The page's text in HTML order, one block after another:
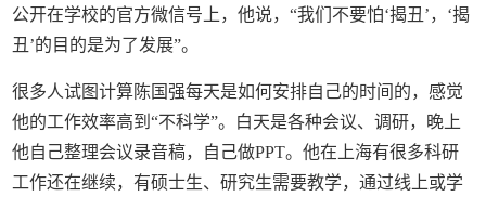
公开在学校的官方微信号上，他说，“我们不要怕‘揭丑’，‘揭
丑’的目的是为了发展”。
很多人试图计算陈国强每天是如何安排自己的时间的，感觉
他的工作效率高到“不科学”。白天是各种会议、调研，晚上
他自己整理会议录音稿，自己做PPT。他在上海有很多科研
工作还在继续，有硕士生、研究生需要教学，通过线上或学